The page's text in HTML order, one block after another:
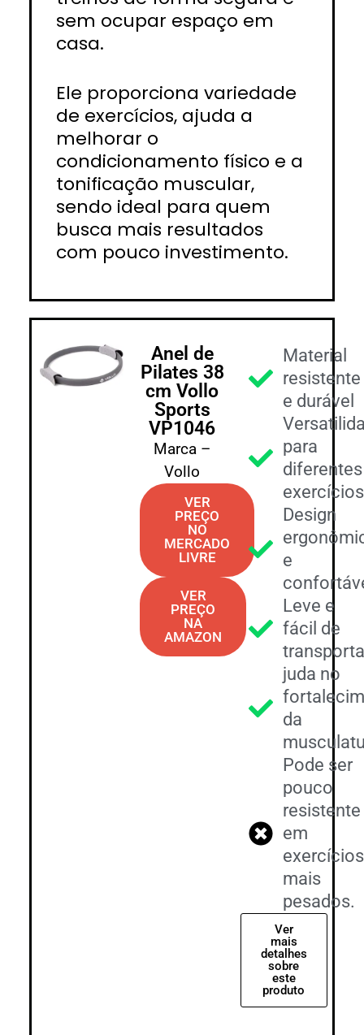
sem ocupar espaço em
casa.
Ele proporciona variedade
de exercícios, ajuda a
melhorar o
condicionamento físico e a
tonificação muscular,
sendo ideal para quem
busca mais resultados
com pouco investimento.
Anel de
Pilates 38
cm Vollo
Sports
VP1046
Marca –
Vollo
VER
PREÇO
NO
MERCADO
LIVRE
VER
PREÇO
NA
AMAZON
Material
resistente
e durável
para
diferentes
exercícios
Design
e
Leve e
fácil de
juda no
da
Pode ser
pouco
resistente
em
exercícios
mais
pesados.
Ver
mais
detalhes
sobre
este
produto